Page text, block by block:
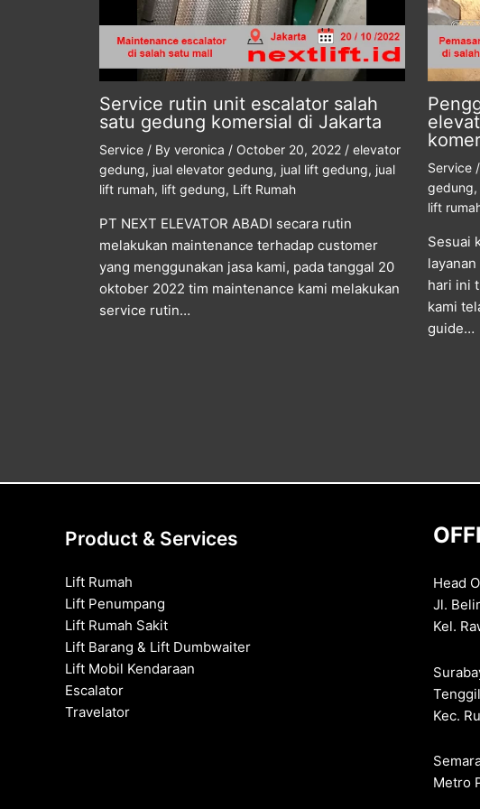
Service rutin unit escalator salah
satu gedung komersial di Jakarta
Service/ By veronica / October 20, 2022 / elevator
gedung, jual elevator gedung, jual lift gedung, jual
lift rumah, lift gedung, Lift Rumah
PT NEXT ELEVATOR ABADI secara rutin
melakukan maintenance terhadap customer
yang menggunakan jasa kami, pada tanggal 20
oktober 2022 tim maintenance kami melakukan
service rutin…
Service
gedung,
lift
Sesuai
hari ini
kami
guide…
Product & Services
Lift Rumah
Lift Penumpang
Lift Rumah Sakit
Lift Barang & Lift Dumbwaiter
Lift Mobil Kendaraan
Escalator
Travelator
Head
Jl.
Kel.
Kec.
Metro